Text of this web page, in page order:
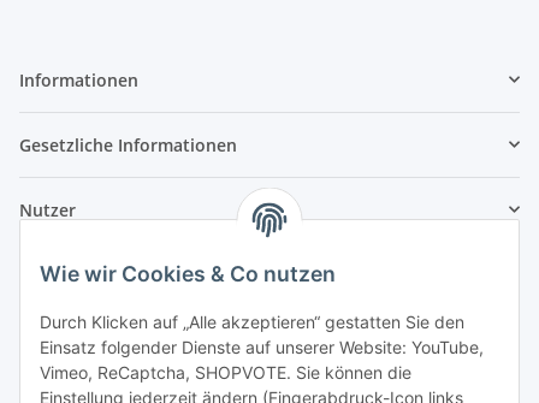
Wie wir Cookies & Co nutzen
Durch Klicken auf „Alle akzeptieren“ gestatten Sie den
Einsatz folgender Dienste auf unserer Website: YouTube,
Vimeo, ReCaptcha, SHOPVOTE. Sie können die
Einstellung jederzeit ändern (Fingerabdruck-Icon links
Informationen
Gesetzliche Informationen
Nutzer